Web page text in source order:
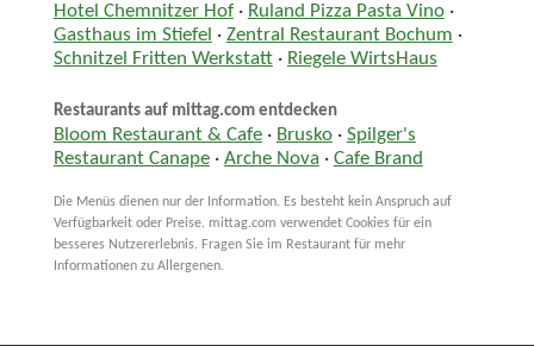
Hotel Chemnitzer Hof· Ruland Pizza Pasta Vino·
Gasthaus im Stiefel · Zentral Restaurant Bochum ·
Schnitzel Fritten Werkstatt· Riegele WirtsHaus
Restaurants auf mittag.com entdecken
Bloom Restaurant & Cafe· Brusko· Spilger's
Restaurant Canape· Arche Nova · Cafe Brand
Die Menüs dienen nur der Information. Es besteht kein Anspruch auf
Verfügbarkeit oder Preise. mittag.com verwendet Cookies für ein
besseres Nutzererlebnis. Fragen Sie im Restaurant für mehr
Informationen zu Allergenen.